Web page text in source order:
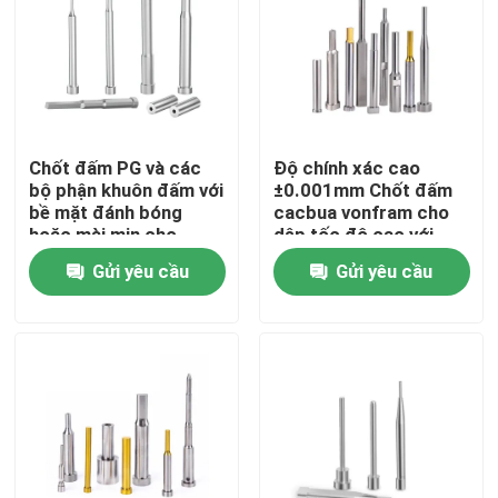
Về chúng tôi
Kiểm soát chất lượng
Liên hệ chúng tôi
Chèn cắt cacbua
Chèn thuận tiện cacbua
Chốt đấm PG và các
bộ phận khuôn đấm với
bề mặt đánh bóng
hoặc mài mịn cho
công nghệ mài hình trụ
Gửi yêu cầu
Độ chính xác cao
±0.001mm Chốt đấm
cacbua vonfram cho
dập tốc độ cao với
đánh bóng hoặc mài
mịn
Gửi yêu cầu